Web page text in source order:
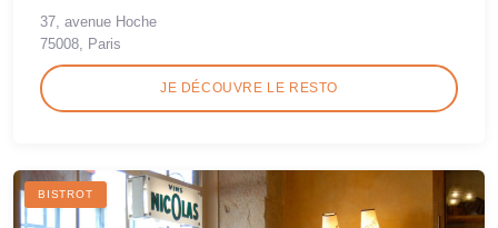
37, avenue Hoche
75008, Paris
JE DÉCOUVRE LE RESTO
BISTROT